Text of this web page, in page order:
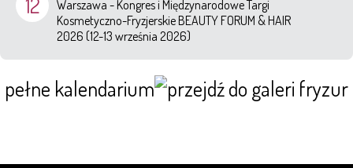
Warszawa - Kongres i Międzynarodowe Targi
Kosmetyczno-Fryzjerskie BEAUTY FORUM & HAIR
2026 (12-13 września 2026)
pełne kalendarium